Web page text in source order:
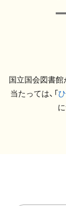
国立国会図書館
当たっては、「